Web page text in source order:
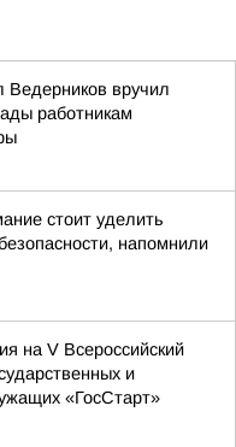
Ведерников вручил
работникам
стоит уделить
напомнили
на V Всероссийский
и
«ГосСтарт»